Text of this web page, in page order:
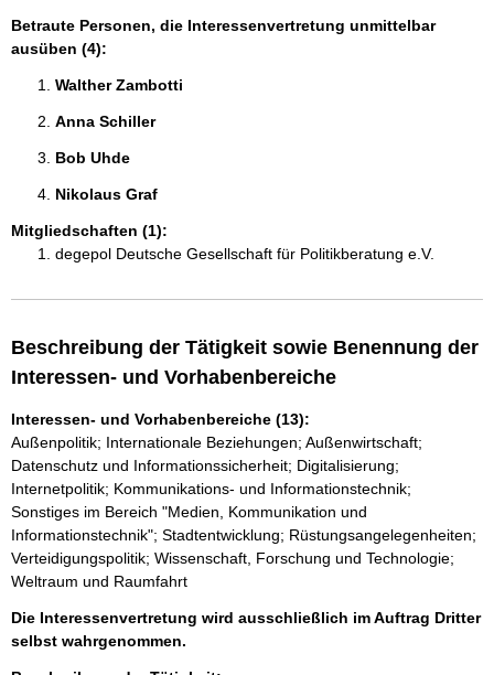
Betraute Personen, die Interessenvertretung unmittelbar
ausüben (4):
Walther Zambotti
Anna Schiller
Bob Uhde
Nikolaus Graf
Mitgliedschaften (1):
degepol Deutsche Gesellschaft für Politikberatung e.V.
Beschreibung der Tätigkeit sowie Benennung der
Interessen- und Vorhabenbereiche
Interessen- und Vorhabenbereiche (13):
Außenpolitik; Internationale Beziehungen; Außenwirtschaft;
Datenschutz und Informationssicherheit; Digitalisierung;
Internetpolitik; Kommunikations- und Informationstechnik;
Sonstiges im Bereich "Medien, Kommunikation und
Informationstechnik"; Stadtentwicklung; Rüstungsangelegenheiten;
Verteidigungspolitik; Wissenschaft, Forschung und Technologie;
Weltraum und Raumfahrt
Die Interessenvertretung wird ausschließlich im Auftrag Dritter
selbst wahrgenommen.